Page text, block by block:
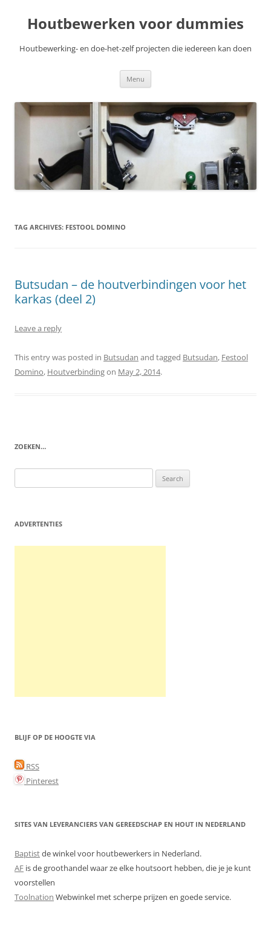
content
Houtbewerken voor dummies
Houtbewerking- en doe-het-zelf projecten die iedereen kan doen
Menu
TAG ARCHIVES: FESTOOL DOMINO
Butsudan – de houtverbindingen voor het
karkas (deel 2)
Leave a reply
This entry was posted in Butsudan and tagged Butsudan, Festool
Domino, Houtverbindingon May 2, 2014.
ZOEKEN…
for:
ADVERTENTIES
BLIJF OP DE HOOGTE VIA
RSS
Pinterest
SITES VAN LEVERANCIERS VAN GEREEDSCHAP EN HOUT IN NEDERLAND
Baptistde winkel voor houtbewerkers in Nederland.
AF is de groothandel waar ze elke houtsoort hebben, die je je kunt
voorstellen
Toolnation Webwinkel met scherpe prijzen en goede service.